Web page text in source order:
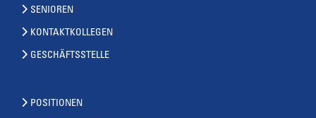
SENIOREN
KONTAKTKOLLEGEN
GESCHÄFTSSTELLE
POSITIONEN